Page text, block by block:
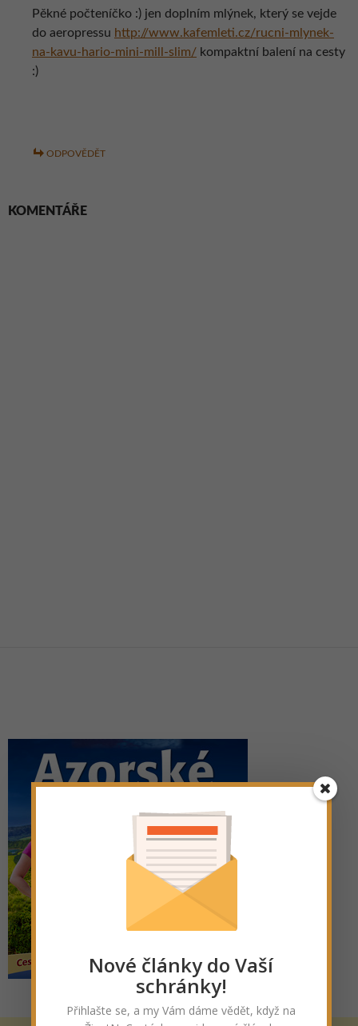
Pěkné počteníčko :) jen doplním mlýnek, který se vejde
do aeropressu http://www.kafemleti.cz/rucni-mlynek-
na-kavu-hario-mini-mill-slim/ kompaktní balení na cesty
:)
ODPOVĚDĚT
KOMENTÁŘE
Nové články do Vaší
schránky!
Přihlašte se, a my Vám dáme vědět, když na